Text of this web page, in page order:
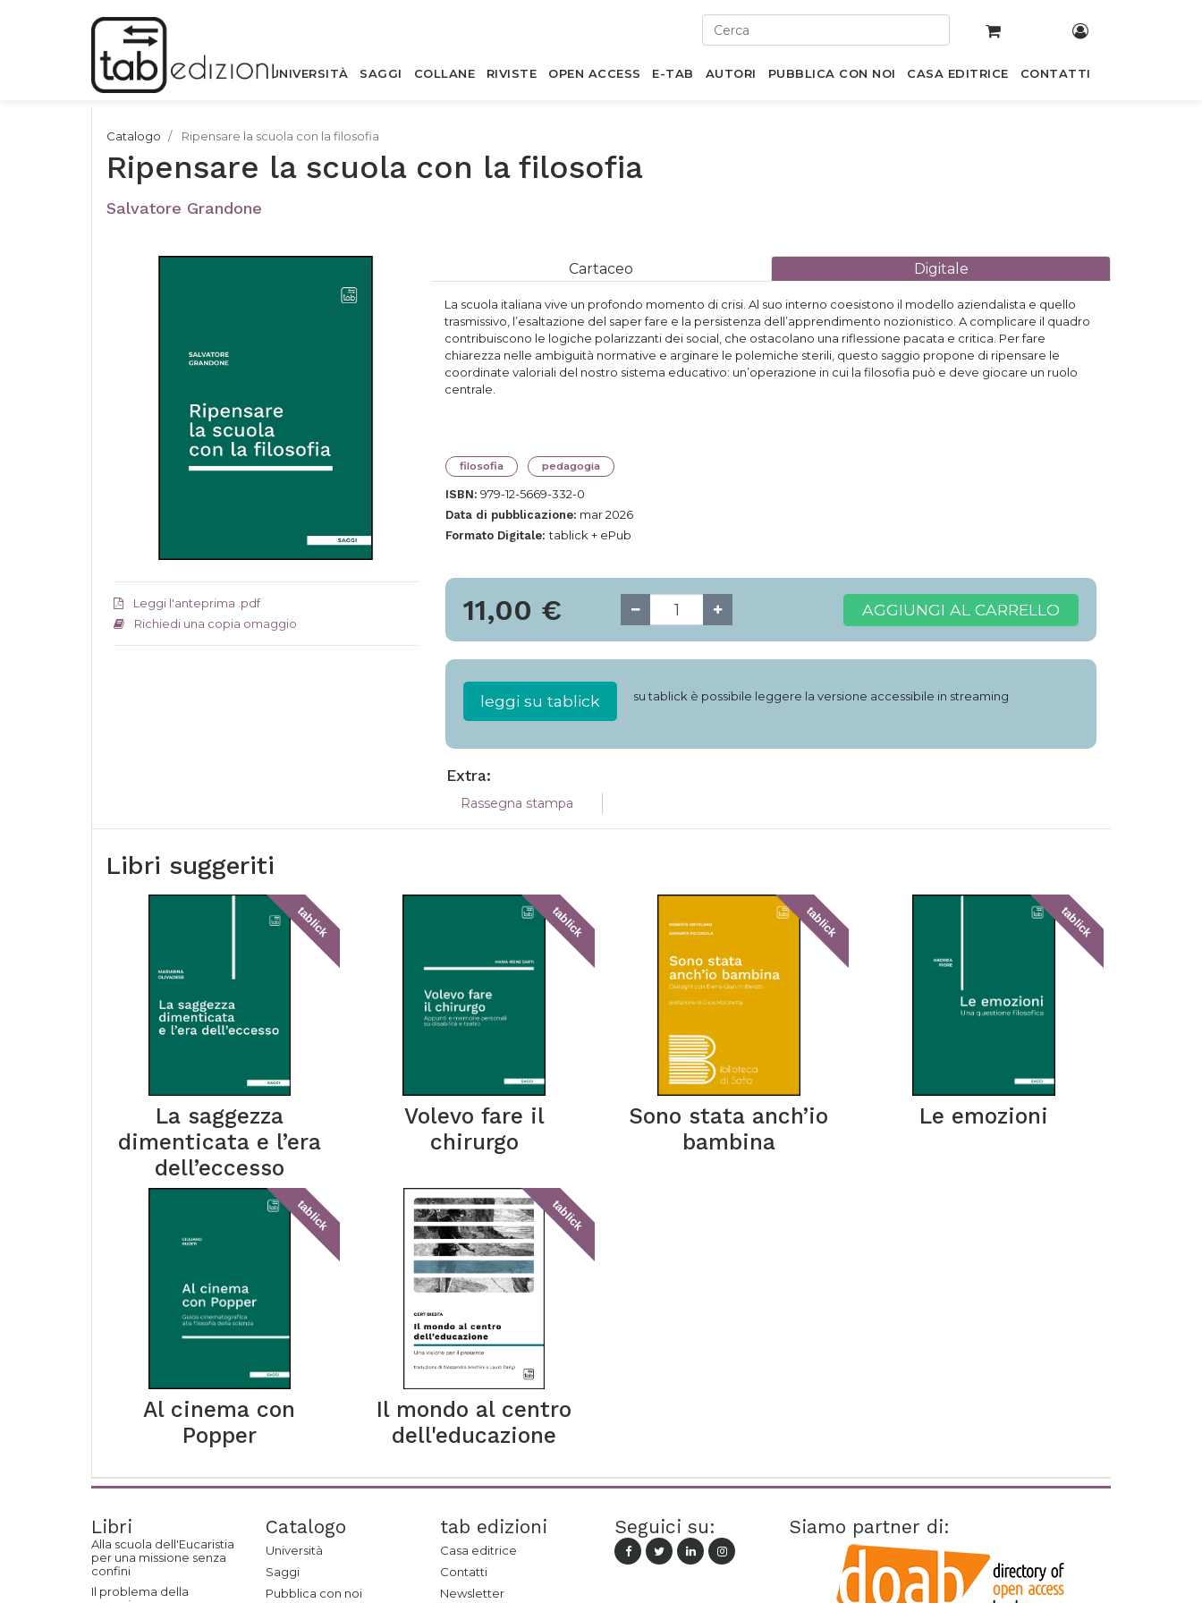
UNIVERSITÀ SAGGI COLLANE RIVISTE OPEN ACCESS E-TAB AUTORI PUBBLICA CON NOI CASA EDITRICE CONTATTI
Catalogo Ripensare la scuola con la filosofia
Ripensare la scuola con la filosofia
Salvatore Grandone
Leggi l'anteprima .pdf
Richiedi una copia omaggio
Cartaceo Digitale
La scuola italiana vive un profondo momento di crisi. Al suo interno coesistono il modello aziendalista e quello
trasmissivo, l’esaltazione del saper fare e la persistenza dell’apprendimento nozionistico. A complicare il quadro
contribuiscono le logiche polarizzanti dei social, che ostacolano una riflessione pacata e critica. Per fare
chiarezza nelle ambiguità normative e arginare le polemiche sterili, questo saggio propone di ripensare le
coordinate valoriali del nostro sistema educativo: un’operazione in cui la filosofia può e deve giocare un ruolo
centrale.
filosofia pedagogia
ISBN: 979-12-5669-332-0
Data di pubblicazione: mar 2026
Formato Digitale:tablick + ePub
11,00 € AGGIUNGI AL CARRELLO
leggi su tablick su tablick è possibile leggere la versione accessibile in streaming
Extra:
Rassegna stampa
Libri suggeriti
tablick
La saggezza
dimenticata e l’era
dell’eccesso
tablick
Volevo fare il
chirurgo
tablick
Sono stata anch’io
bambina
tablick
Le emozioni
tablick
Al cinema con
Popper
tablick
Il mondo al centro
dell'educazione
Libri
Alla scuola dell'Eucaristia
per una missione senza
confini
Il problema della
Catalogo
Università
Saggi
Pubblica con noi
tab edizioni
Casa editrice
Contatti
Newsletter
Seguici su: Siamo partner di: